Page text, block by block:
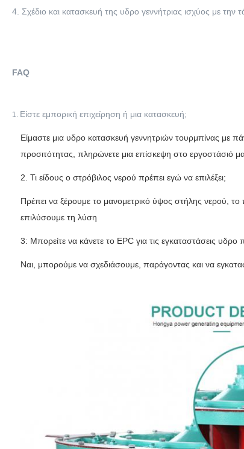
4. Σχέδιο και κατασκευή της υδρο γεννήτριας ισχύος με
FAQ
1. Είστε εμπορική επιχείρηση ή μια κατασκευή;
Είμαστε μια υδρο κατασκευή γεννητριών τουρμπίνας με
προσιτότητας, πληρώνετε μια επίσκεψη στο εργοστάσιό
2. Τι είδους ο στρόβιλος νερού πρέπει εγώ να επιλέξει;
Πρέπει να ξέρουμε το μανομετρικό ύψος στήλης νερού,
επιλύσουμε τη λύση
3: Μπορείτε να κάνετε το EPC για τις εγκαταστάσεις υδρο
Ναι, μπορούμε να σχεδιάσουμε, παράγοντας και να